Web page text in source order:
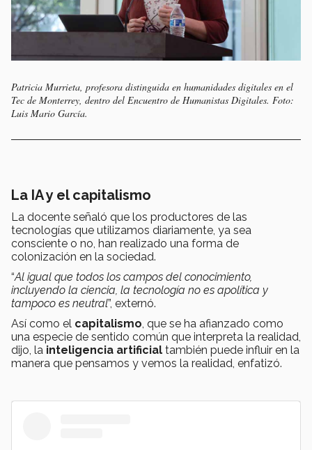
Patricia Murrieta, profesora distinguida en humanidades digitales en el
Tec de Monterrey, dentro del Encuentro de Humanistas Digitales. Foto:
Luis Mario García.
La IA y el capitalismo
La docente señaló que los productores de las
tecnologías que utilizamos diariamente, ya sea
consciente o no, han realizado una forma de
colonización en la sociedad.
“Al igual que todos los campos del conocimiento,
incluyendo la ciencia, la tecnología no es apolítica y
tampoco es neutral”, externó.
Así como el capitalismo, que se ha afianzado como
una especie de sentido común que interpreta la realidad,
dijo, la inteligencia artificial también puede influir en la
manera que pensamos y vemos la realidad, enfatizó.